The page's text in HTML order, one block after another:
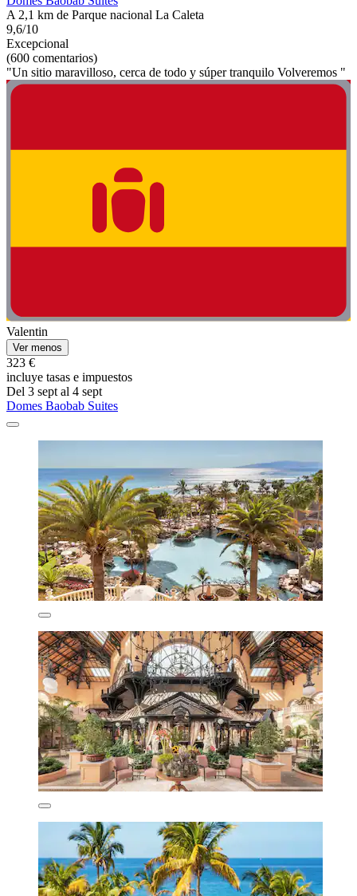
A 2,1 km de Parque nacional La Caleta
9,6/10
Excepcional
(600 comentarios)
"Un sitio maravilloso, cerca de todo y súper tranquilo Volveremos "
Valentin
Ver menos
323 €
incluye tasas e impuestos
Del 3 sept al 4 sept
Domes Baobab Suites